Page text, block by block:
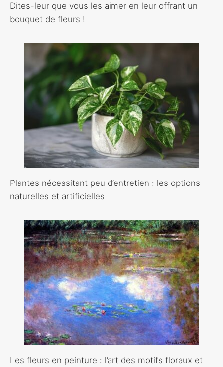
Dites-leur que vous les aimer en leur offrant un
bouquet de fleurs !
Plantes nécessitant peu d’entretien : les options
naturelles et artificielles
Les fleurs en peinture : l’art des motifs floraux et